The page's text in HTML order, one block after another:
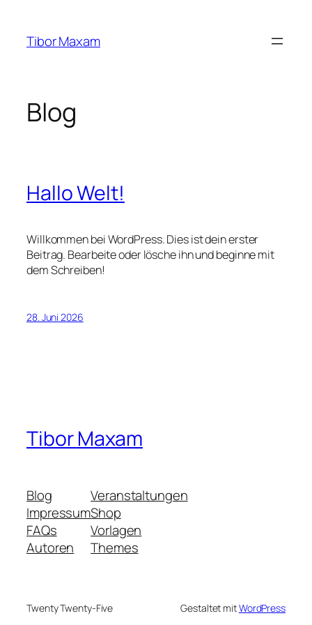
springen
Tibor Maxam
Blog
Hallo Welt!
Willkommen bei WordPress. Dies ist dein erster
Beitrag. Bearbeite oder lösche ihn und beginne mit
dem Schreiben!
28. Juni 2026
Tibor Maxam
Blog
Impressum
FAQs
Autoren
Veranstaltungen
Shop
Vorlagen
Themes
Twenty Twenty-Five Gestaltet mitWordPress